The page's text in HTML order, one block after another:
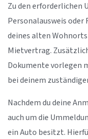
Zu den erforderlichen
Personalausweis oder
deines alten
Mietvertrag.
Dokumente vorlegen
bei deinem
Nachdem du deine
auch um die
ein Auto besitzt.